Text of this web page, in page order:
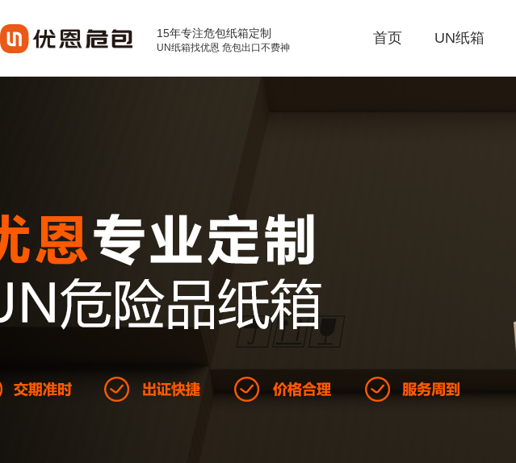
15年专注危包纸箱定制
UN纸箱找优恩 危包出口不费神
首页 UN纸箱